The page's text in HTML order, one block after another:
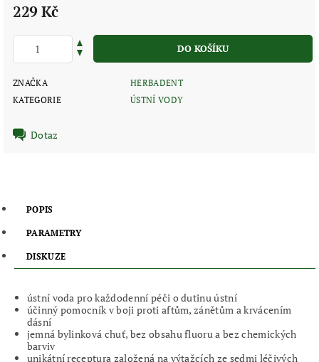
229 Kč
ZNAČKA
HERBADENT
KATEGORIE
ÚSTNÍ VODY
Dotaz
POPIS
PARAMETRY
DISKUZE
ústní voda pro každodenní péči o dutinu ústní
účinný pomocník v boji proti aftům, zánětům a krvácením
dásní
jemná bylinková chuť, bez obsahu fluoru a bez chemických
barviv
unikátní receptura založená na výtažcích ze sedmi léčivých